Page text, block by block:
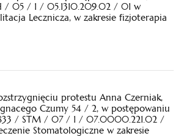
05 / 1 / 05.1310.209.02 / 01 w
Lecznicza, w zakresie fizjoterapia
protestu Anna Czerniak,
Czumy 54 / 2, w postępowaniu
/ STM / 07 / 1 / 07.0000.221.02 /
Stomatologiczne w zakresie